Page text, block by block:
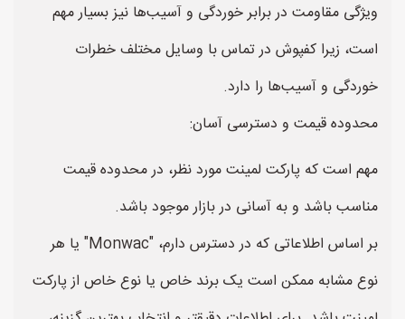
ویژگی مقاومت در برابر خوردگی و آسیب‌ها نیز بسیار مهم
است، زیرا کفپوش در تماس با وسایل مختلف خطرات
خوردگی و آسیب‌ها را دارد.
محدوده قیمت و دسترسی آسان:
مهم است که پارکت لمینت مورد نظر، در محدوده قیمت
مناسب باشد و به آسانی در بازار موجود باشد.
بر اساس اطلاعاتی که در دسترس دارم، "Monwac" یا هر
نوع مشابه ممکن است یک برند خاص یا نوع خاص از پارکت